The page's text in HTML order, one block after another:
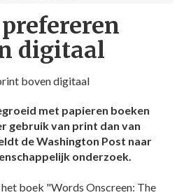
digitaal
met papieren boeken
gebruik van print dan van
de Washington Post naar
onderzoek.
boek "Words Onscreen: The